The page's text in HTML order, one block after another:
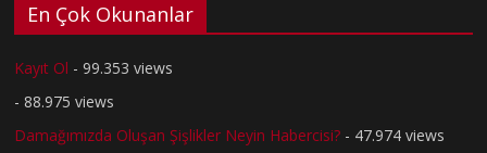
En Çok Okunanlar
Kayıt Ol - 99.353 views
- 88.975 views
Damağımızda Oluşan Şişlikler Neyin Habercisi? - 47.974 views